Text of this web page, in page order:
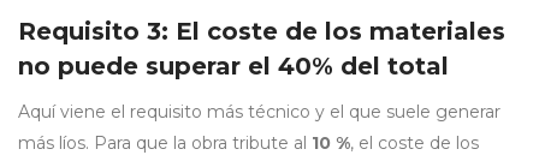
Requisito 3: El coste de los materiales
no puede superar el 40% del total
Aquí viene el requisito más técnico y el que suele generar
más líos. Para que la obra tribute al 10 %, el coste de los